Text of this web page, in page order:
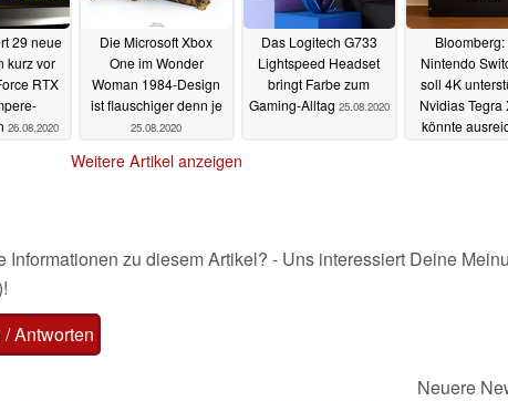
29 neue
kurz vor
RTX
26.08.2020
Die Microsoft Xbox
One im Wonder
Woman 1984-Design
ist flauschiger denn je
25.08.2020
Das Logitech G733
Lightspeed Headset
bringt Farbe zum
Gaming-Alltag 25.08.2020
Bloomberg:
Nintendo
soll 4K
Nvidias Tegra
könnte
Weitere Artikel anzeigen
Informationen zu diesem Artikel? - Uns interessiert Deine
Antworten
Neuere